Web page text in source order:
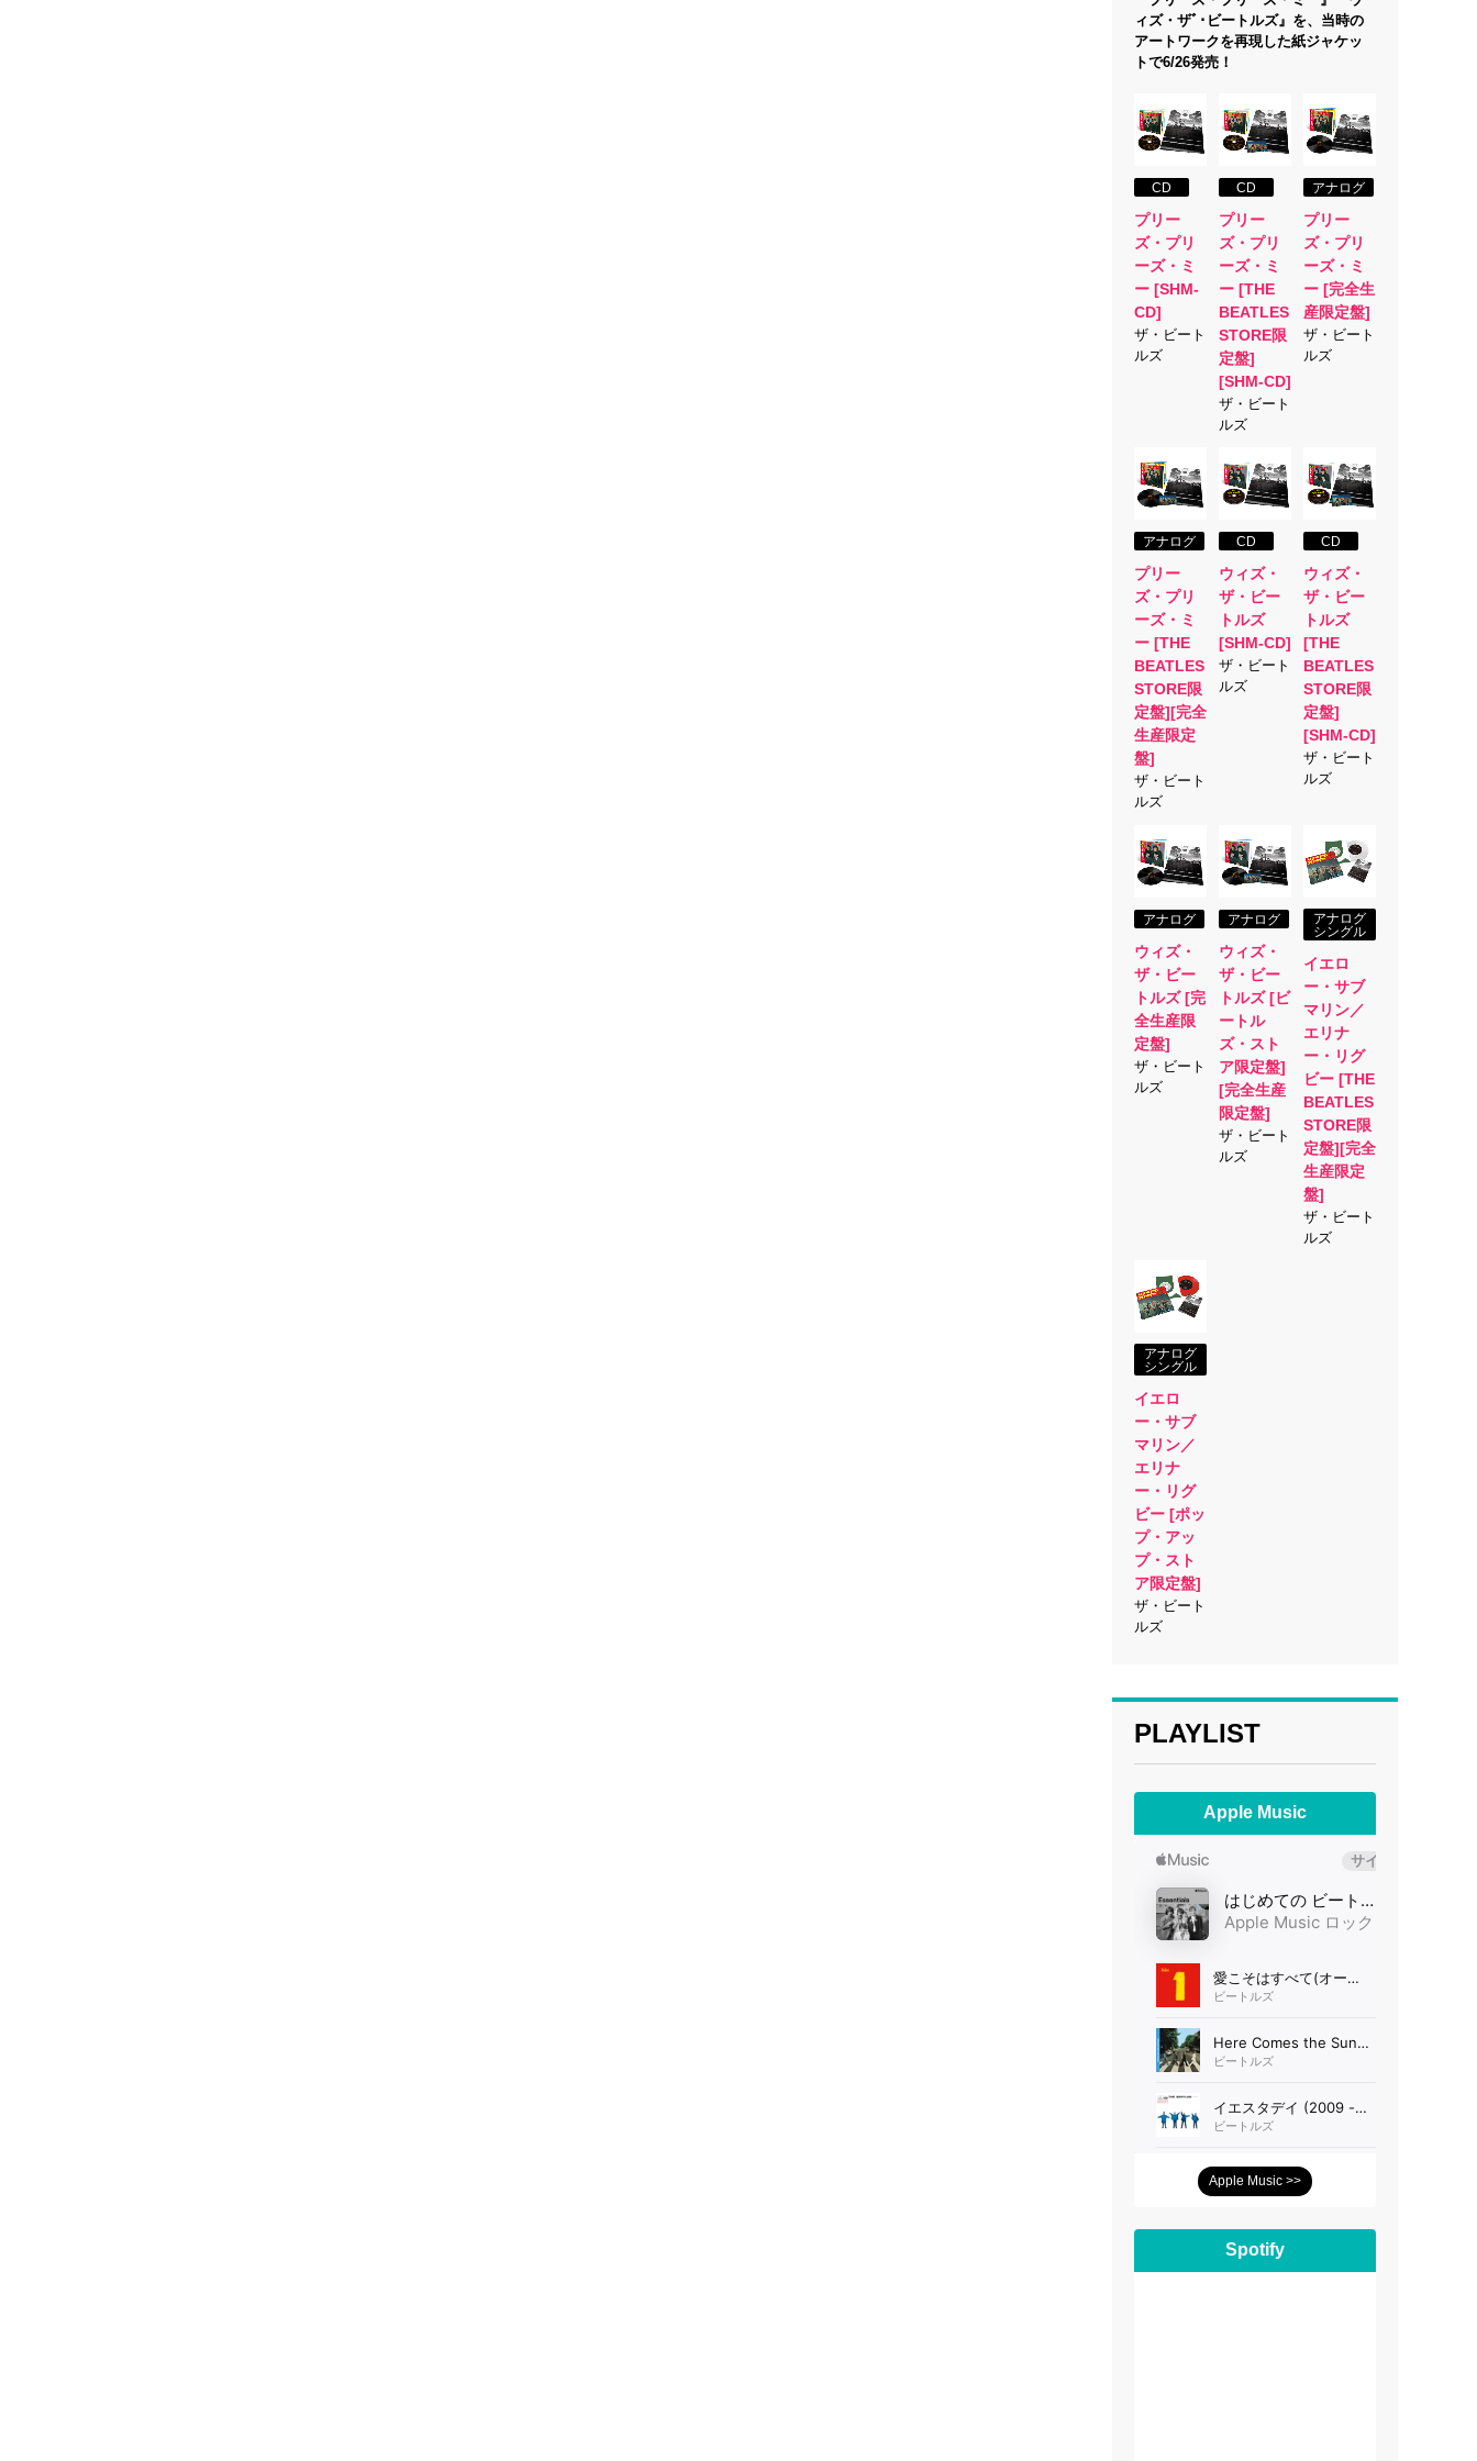
ィズ・ザﾞ･ビートルズ』を、当時の
アートワークを再現した紙ジャケッ
トで6/26発売！
CD
プリー
ズ・プリ
ーズ・ミ
ー [SHM-
CD]
ザ・ビート
ルズ
CD
プリー
ズ・プリ
ーズ・ミ
ー [THE
BEATLES
STORE限
定盤]
[SHM-CD]
ザ・ビート
ルズ
アナログ
プリー
ズ・プリ
ーズ・ミ
ー [完全生
産限定盤]
ザ・ビート
ルズ
アナログ
プリー
ズ・プリ
ーズ・ミ
ー [THE
BEATLES
STORE限
定盤][完全
生産限定
盤]
ザ・ビート
ルズ
CD
ウィズ・
ザ・ビー
トルズ
[SHM-CD]
ザ・ビート
ルズ
CD
ウィズ・
ザ・ビー
トルズ
[THE
BEATLES
STORE限
定盤]
[SHM-CD]
ザ・ビート
ルズ
アナログ
ウィズ・
ザ・ビー
トルズ [完
全生産限
定盤]
ザ・ビート
ルズ
アナログ
ウィズ・
ザ・ビー
トルズ [ビ
ートル
ズ・スト
ア限定盤]
[完全生産
限定盤]
ザ・ビート
ルズ
アナログ
シングル
イエロ
ー・サブ
マリン／
エリナ
ー・リグ
ビー [THE
BEATLES
STORE限
定盤][完全
生産限定
盤]
ザ・ビート
ルズ
アナログ
シングル
イエロ
ー・サブ
マリン／
エリナ
ー・リグ
ビー [ポッ
プ・アッ
プ・スト
ア限定盤]
ザ・ビート
ルズ
PLAYLIST
Apple Music
Apple Music >>
Spotify